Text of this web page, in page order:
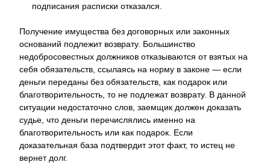
подписания расписки отказался.
Получение имущества без договорных или законных
оснований подлежит возврату. Большинство
недобросовестных должников отказываются от взятых на
себя обязательств, ссылаясь на норму в законе — если
деньги переданы без обязательств, как подарок или
благотворительность, то не подлежат возврату. В данной
ситуации недостаточно слов, заемщик должен доказать
судье, что деньги перечислялись именно на
благотворительность или как подарок. Если
доказательная база подтвердит этот факт, то истец не
вернет долг.